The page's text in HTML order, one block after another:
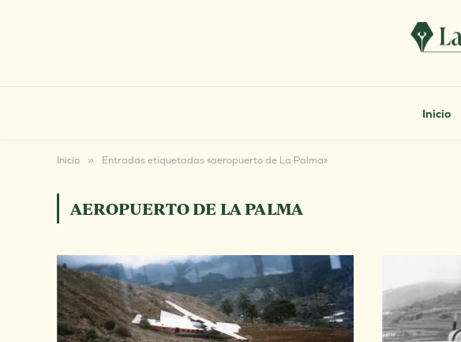
Inicio
Inicio » Entradas etiquetadas «aeropuerto de La Palma»
AEROPUERTO DE LA PALMA